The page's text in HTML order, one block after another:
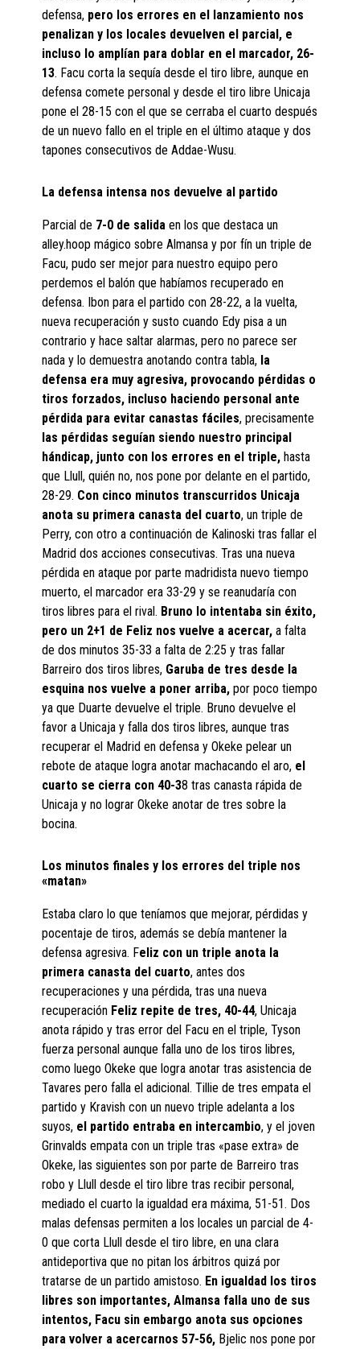
defensa, pero los errores en el lanzamiento nos
penalizan y los locales devuelven el parcial, e
incluso lo amplían para doblar en el marcador, 26-
13. Facu corta la sequía desde el tiro libre, aunque en
defensa comete personal y desde el tiro libre Unicaja
pone el 28-15 con el que se cerraba el cuarto después
de un nuevo fallo en el triple en el último ataque y dos
tapones consecutivos de Addae-Wusu.
La defensa intensa nos devuelve al partido
Parcial de 7-0 de salidaen los que destaca un
alley.hoop mágico sobre Almansa y por fín un triple de
Facu, pudo ser mejor para nuestro equipo pero
perdemos el balón que habíamos recuperado en
defensa. Ibon para el partido con 28-22, a la vuelta,
nueva recuperación y susto cuando Edy pisa a un
contrario y hace saltar alarmas, pero no parece ser
nada y lo demuestra anotando contra tabla, la
defensa era muy agresiva, provocando pérdidas o
tiros forzados, incluso haciendo personal ante
pérdida para evitar canastas fáciles, precisamente
las pérdidas seguían siendo nuestro principal
hándicap, junto con los errores en el triple, hasta
que Llull, quién no, nos pone por delante en el partido,
28-29. Con cinco minutos transcurridos Unicaja
anota su primera canasta del cuarto, un triple de
Perry, con otro a continuación de Kalinoski tras fallar el
Madrid dos acciones consecutivas. Tras una nueva
pérdida en ataque por parte madridista nuevo tiempo
muerto, el marcador era 33-29 y se reanudaría con
tiros libres para el rival. Bruno lo intentaba sin éxito,
pero un 2+1 de Feliz nos vuelve a acercar, a falta
de dos minutos 35-33 a falta de 2:25 y tras fallar
Barreiro dos tiros libres, Garuba de tres desde la
esquina nos vuelve a poner arriba, por poco tiempo
ya que Duarte devuelve el triple. Bruno devuelve el
favor a Unicaja y falla dos tiros libres, aunque tras
recuperar el Madrid en defensa y Okeke pelear un
rebote de ataque logra anotar machacando el aro, el
cuarto se cierra con 40-38 tras canasta rápida de
Unicaja y no lograr Okeke anotar de tres sobre la
bocina.
Los minutos finales y los errores del triple nos
«matan»
Estaba claro lo que teníamos que mejorar, pérdidas y
pocentaje de tiros, además se debía mantener la
defensa agresiva. Feliz con un triple anota la
primera canasta del cuarto, antes dos
recuperaciones y una pérdida, tras una nueva
recuperación Feliz repite de tres, 40-44, Unicaja
anota rápido y tras error del Facu en el triple, Tyson
fuerza personal aunque falla uno de los tiros libres,
como luego Okeke que logra anotar tras asistencia de
Tavares pero falla el adicional. Tillie de tres empata el
partido y Kravish con un nuevo triple adelanta a los
suyos, el partido entraba en intercambio, y el joven
Grinvalds empata con un triple tras «pase extra» de
Okeke, las siguientes son por parte de Barreiro tras
robo y Llull desde el tiro libre tras recibir personal,
mediado el cuarto la igualdad era máxima, 51-51. Dos
malas defensas permiten a los locales un parcial de 4-
0 que corta Llull desde el tiro libre, en una clara
antideportiva que no pitan los árbitros quizá por
tratarse de un partido amistoso. En igualdad los tiros
libres son importantes, Almansa falla uno de sus
intentos, Facu sin embargo anota sus opciones
para volver a acercarnos 57-56, Bjelic nos pone por